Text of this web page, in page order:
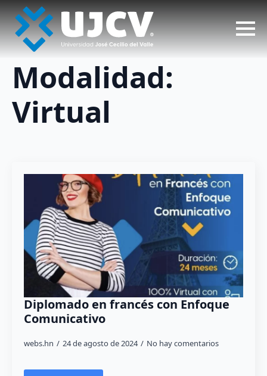
Modalidad:
Virtual
Diplomado en francés con Enfoque
Comunicativo
webs.hn 24 de agosto de 2024 No hay comentarios